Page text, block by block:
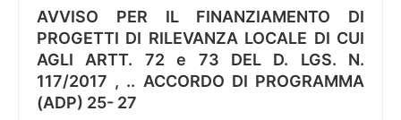
AVVISO PER IL FINANZIAMENTO DI
PROGETTI DI RILEVANZA LOCALE DI CUI
AGLI ARTT. 72 e 73 DEL D. LGS. N.
117/2017 , .. ACCORDO DI PROGRAMMA
(ADP) 25- 27